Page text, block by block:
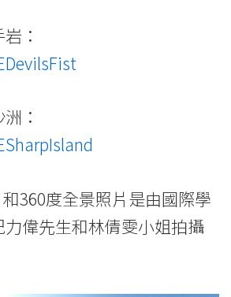
：
：
360度全景照片是由國際學
偉先生和林倩雯小姐拍攝